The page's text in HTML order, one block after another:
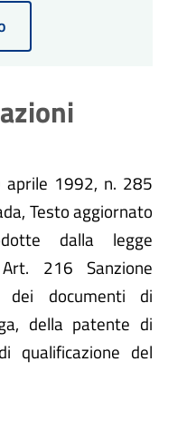
aprile 1992, n. 285
Testo aggiornato
dalla legge
216 Sanzione
dei documenti di
della patente di
qualificazione del